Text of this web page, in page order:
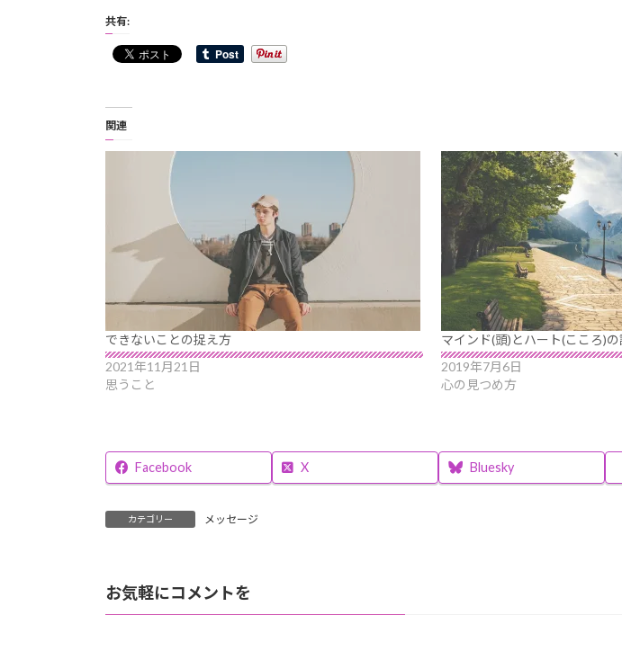
共有:
関連
できないことの捉え方
2021年11月21日
思うこと
マインド(頭)とハート(こころ)の
2019年7月6日
心の見つめ方
Facebook X Bluesky
カテゴリー メッセージ
お気軽にコメントを